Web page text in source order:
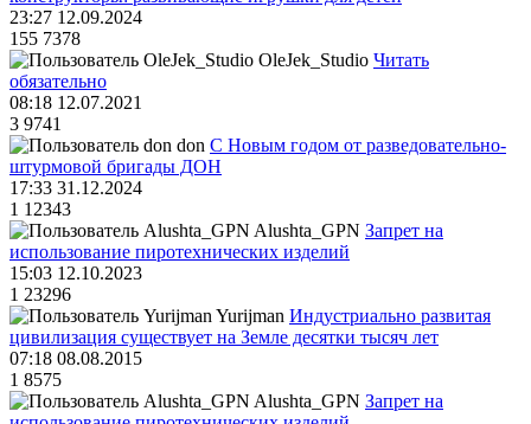
23:27 12.09.2024
155 7378
OleJek_Studio Читать
обязательно
08:18 12.07.2021
3 9741
don С Новым годом от разведовательно-
штурмовой бригады ДОН
17:33 31.12.2024
1 12343
Alushta_GPN Запрет на
использование пиротехнических изделий
15:03 12.10.2023
1 23296
Yurijman Индустриально развитая
цивилизация существует на Земле десятки тысяч лет
07:18 08.08.2015
1 8575
Alushta_GPN Запрет на